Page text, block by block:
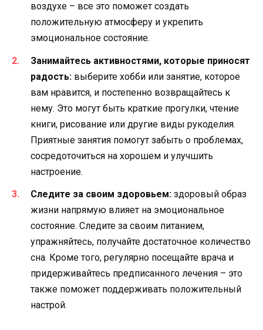
воздухе – все это поможет создать
положительную атмосферу и укрепить
эмоциональное состояние.
Занимайтесь активностями, которые приносят
радость: выберите хобби или занятие, которое
вам нравится, и постепенно возвращайтесь к
нему. Это могут быть краткие прогулки, чтение
книги, рисование или другие виды рукоделия.
Приятные занятия помогут забыть о проблемах,
сосредоточиться на хорошем и улучшить
настроение.
Следите за своим здоровьем: здоровый образ
жизни напрямую влияет на эмоциональное
состояние. Следите за своим питанием,
упражняйтесь, получайте достаточное количество
сна. Кроме того, регулярно посещайте врача и
придерживайтесь предписанного лечения – это
также поможет поддерживать положительный
настрой.